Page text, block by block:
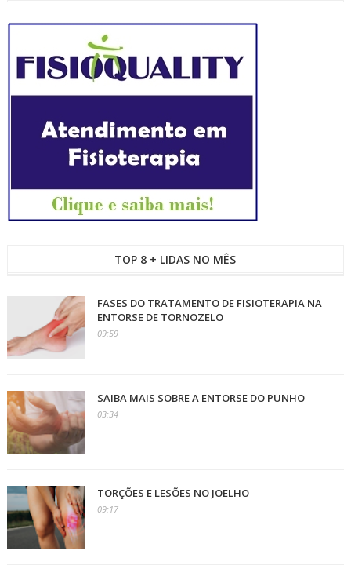
TOP 8 + LIDAS NO MÊS
FASES DO TRATAMENTO DE FISIOTERAPIA NA
ENTORSE DE TORNOZELO
09:59
SAIBA MAIS SOBRE A ENTORSE DO PUNHO
03:34
TORÇÕES E LESÕES NO JOELHO
09:17